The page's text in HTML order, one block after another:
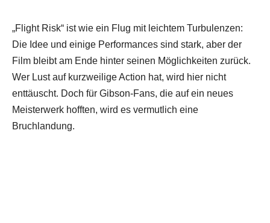
„Flight Risk“ ist wie ein Flug mit leichtem Turbulenzen:
Die Idee und einige Performances sind stark, aber der
Film bleibt am Ende hinter seinen Möglichkeiten zurück.
Wer Lust auf kurzweilige Action hat, wird hier nicht
enttäuscht. Doch für Gibson-Fans, die auf ein neues
Meisterwerk hofften, wird es vermutlich eine
Bruchlandung.